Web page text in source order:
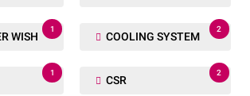
WISH
1
COOLING SYSTEM
2
1
CSR
2